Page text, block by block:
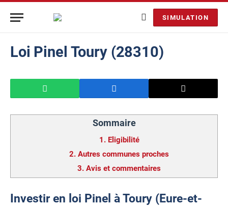
SIMULATION
Loi Pinel Toury (28310)
Sommaire
1. Eligibilité
2. Autres communes proches
3. Avis et commentaires
Investir en loi Pinel à Toury (Eure-et-